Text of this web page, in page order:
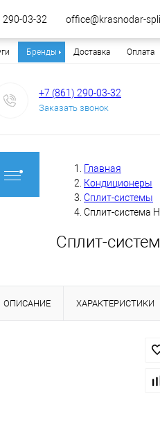
Бренды Доставка Оплата
+7 (861) 290-03-32
Заказать звонок
Главная
Кондиционеры
Сплит-системы
Сплит-система
Сплит-
ОПИСАНИЕ ХАРАКТЕРИСТИКИ
290-03-32 office@krasnodar-